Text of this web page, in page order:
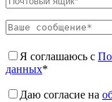
Я соглашаюсь с
данных*
Даю согласие на